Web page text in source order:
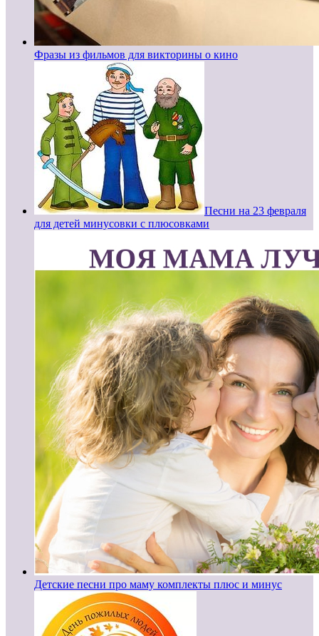
Фразы из фильмов для викторины о кино
Песни на 23 февраля
для детей минусовки с плюсовками
Детские песни про маму комплекты плюс и минус